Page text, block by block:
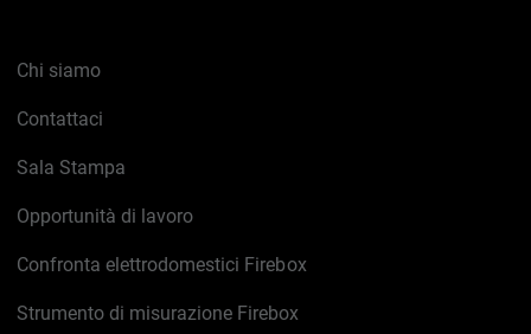
Chi siamo
Contattaci
Sala Stampa
Opportunità di lavoro
Confronta elettrodomestici Firebox
Strumento di misurazione Firebox